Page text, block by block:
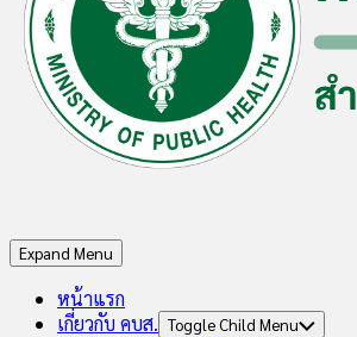
Expand Menu
หน้าแรก
เกี่ยวกับ คบส. Toggle Child Menu